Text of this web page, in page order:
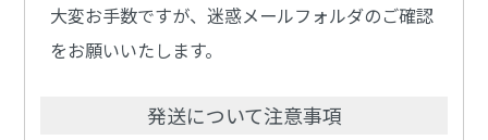
大変お手数ですが、迷惑メールフォルダのご確認
をお願いいたします。
発送について注意事項